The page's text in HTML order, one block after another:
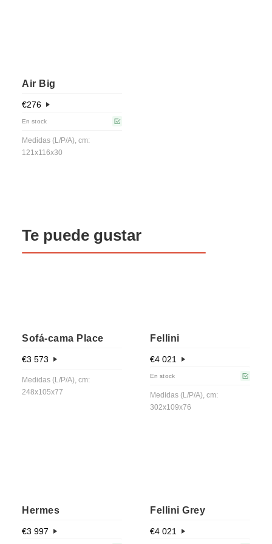
Air Big
€276
En stock
Medidas (L/P/A), cm:
121x116x30
Te puede gustar
Sofá-cama Place
€3 573
Medidas (L/P/A), cm:
248х105х77
Fellini
€4 021
En stock
Medidas (L/P/A), cm:
302x109x76
Hermes
€3 997
Fellini Grey
€4 021